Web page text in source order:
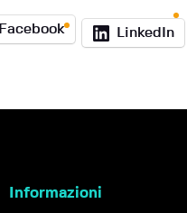
LinkedIn
Informazioni